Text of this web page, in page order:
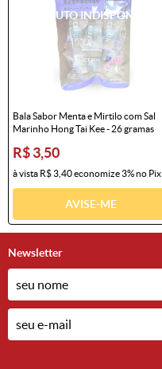
Bala Sabor Menta e Mirtilo com Sal
Marinho Hong Tai Kee - 26 gramas
R$ 3,50
à vista R$ 3,40economize3%no Pix
AVISE-ME
Newsletter